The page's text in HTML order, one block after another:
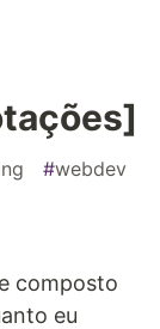
#webdev
composto
eu